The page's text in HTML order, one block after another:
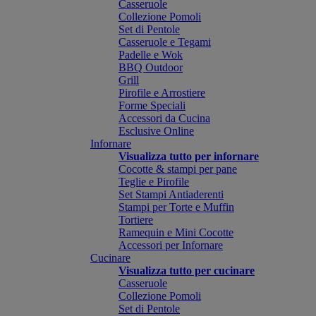
Casseruole
Collezione Pomoli
Set di Pentole
Casseruole e Tegami
Padelle e Wok
BBQ Outdoor
Grill
Pirofile e Arrostiere
Forme Speciali
Accessori da Cucina
Esclusive Online
Infornare
Visualizza tutto per infornare
Cocotte & stampi per pane
Teglie e Pirofile
Set Stampi Antiaderenti
Stampi per Torte e Muffin
Tortiere
Ramequin e Mini Cocotte
Accessori per Infornare
Cucinare
Visualizza tutto per cucinare
Casseruole
Collezione Pomoli
Set di Pentole